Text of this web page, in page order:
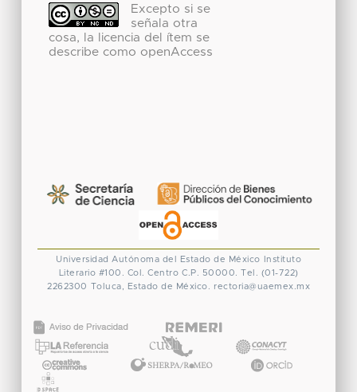
Excepto si se
señala otra
cosa, la licencia del ítem se
describe como openAccess
Universidad Autónoma del Estado de México
Instituto
Literario #100. Col. Centro C.P. 50000. Tel. (01-722)
2262300 Toluca, Estado de México. rectoria@uaemex.mx